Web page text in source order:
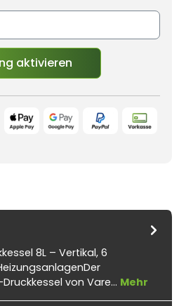
aktivieren
8L – Vertikal, 6
von Vare… Mehr